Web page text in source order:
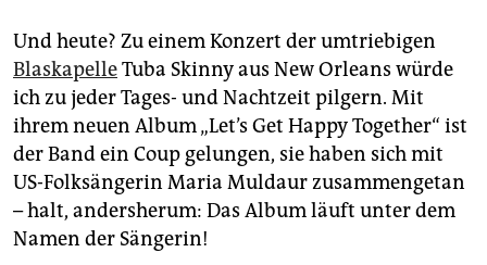
Und heute? Zu einem Konzert der umtriebigen
BlaskapelleTuba Skinny aus New Orleans würde
ich zu jeder Tages- und Nachtzeit pilgern. Mit
ihrem neuen Album „Let’s Get Happy Together“ ist
der Band ein Coup gelungen, sie haben sich mit
US-Folksängerin Maria Mul­daur zusammengetan
– halt, andersherum: Das Album läuft unter dem
Namen der Sängerin!